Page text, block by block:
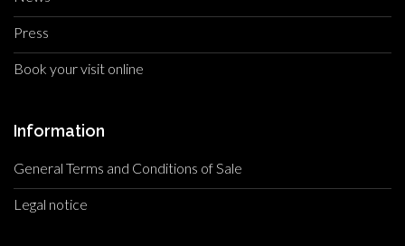
Press
Book your visit online
Information
General Terms and Conditions of Sale
Legal notice